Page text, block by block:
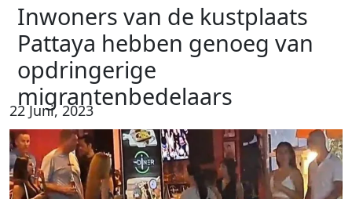
Inwoners van de kustplaats
Pattaya hebben genoeg van
opdringerige
migrantenbedelaars
22 Juni, 2023